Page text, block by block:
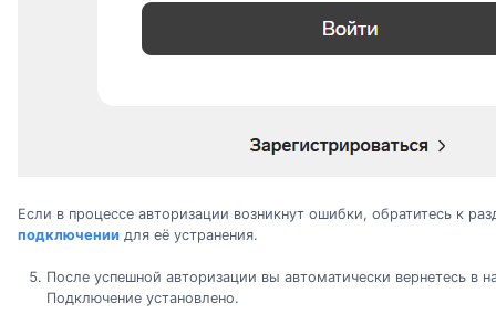
Если в процессе авторизации возникнут ошибки, обратитесь к
подключении для её устранения.
После успешной авторизации вы автоматически вернетесь в
Подключение установлено.